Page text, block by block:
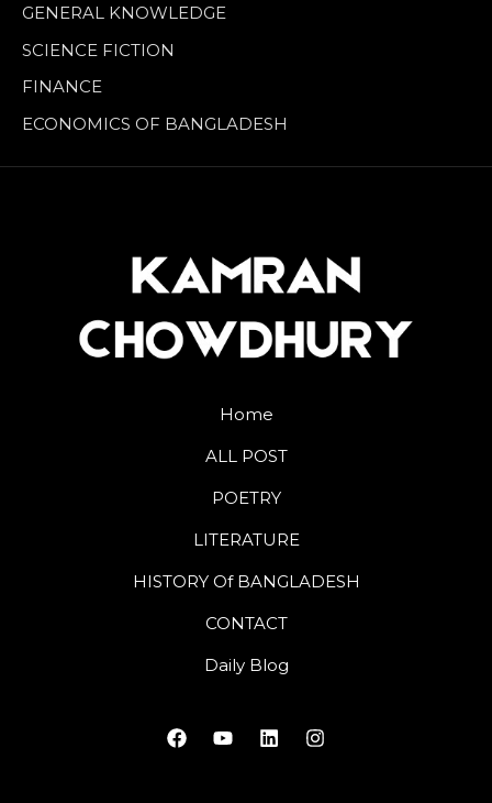
GENERAL KNOWLEDGE
SCIENCE FICTION
FINANCE
ECONOMICS OF BANGLADESH
Home
ALL POST
POETRY
LITERATURE
HISTORY Of BANGLADESH
CONTACT
Daily Blog